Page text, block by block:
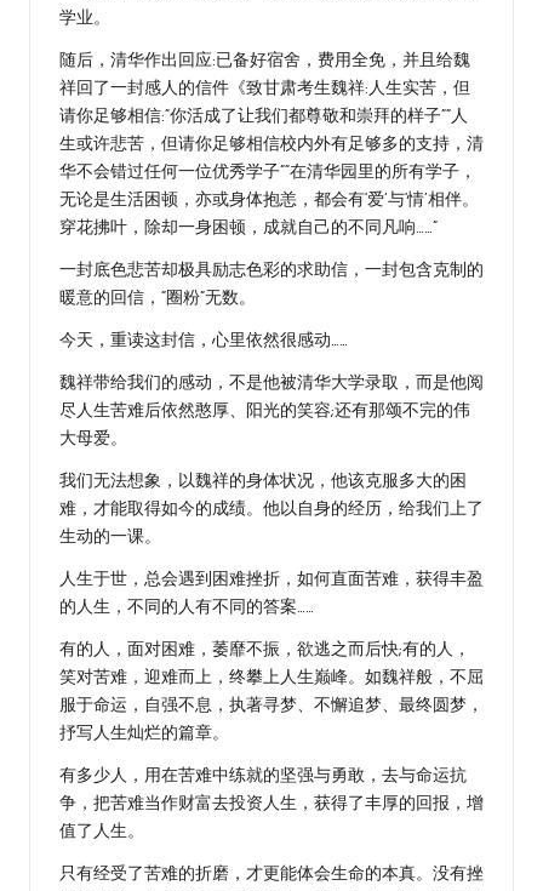
学业。
随后，清华作出回应:已备好宿舍，费用全免，并且给魏
祥回了一封感人的信件《致甘肃考生魏祥:人生实苦，但
请你足够相信:“你活成了让我们都尊敬和崇拜的样子”“人
生或许悲苦，但请你足够相信校内外有足够多的支持，清
华不会错过任何一位优秀学子”“在清华园里的所有学子，
无论是生活困顿，亦或身体抱恙，都会有‘爱’与‘情’相伴。
穿花拂叶，除却一身困顿，成就自己的不同凡响……”
一封底色悲苦却极具励志色彩的求助信，一封包含克制的
暖意的回信，“圈粉”无数。
今天，重读这封信，心里依然很感动……
魏祥带给我们的感动，不是他被清华大学录取，而是他阅
尽人生苦难后依然憨厚、阳光的笑容;还有那颂不完的伟
大母爱。
我们无法想象，以魏祥的身体状况，他该克服多大的困
难，才能取得如今的成绩。他以自身的经历，给我们上了
生动的一课。
人生于世，总会遇到困难挫折，如何直面苦难，获得丰盈
的人生，不同的人有不同的答案……
有的人，面对困难，萎靡不振，欲逃之而后快;有的人，
笑对苦难，迎难而上，终攀上人生巅峰。如魏祥般，不屈
服于命运，自强不息，执著寻梦、不懈追梦、最终圆梦，
抒写人生灿烂的篇章。
有多少人，用在苦难中练就的坚强与勇敢，去与命运抗
争，把苦难当作财富去投资人生，获得了丰厚的回报，增
值了人生。
只有经受了苦难的折磨，才更能体会生命的本真。没有挫